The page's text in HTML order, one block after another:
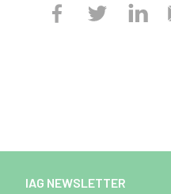
IAG NEWSLETTER